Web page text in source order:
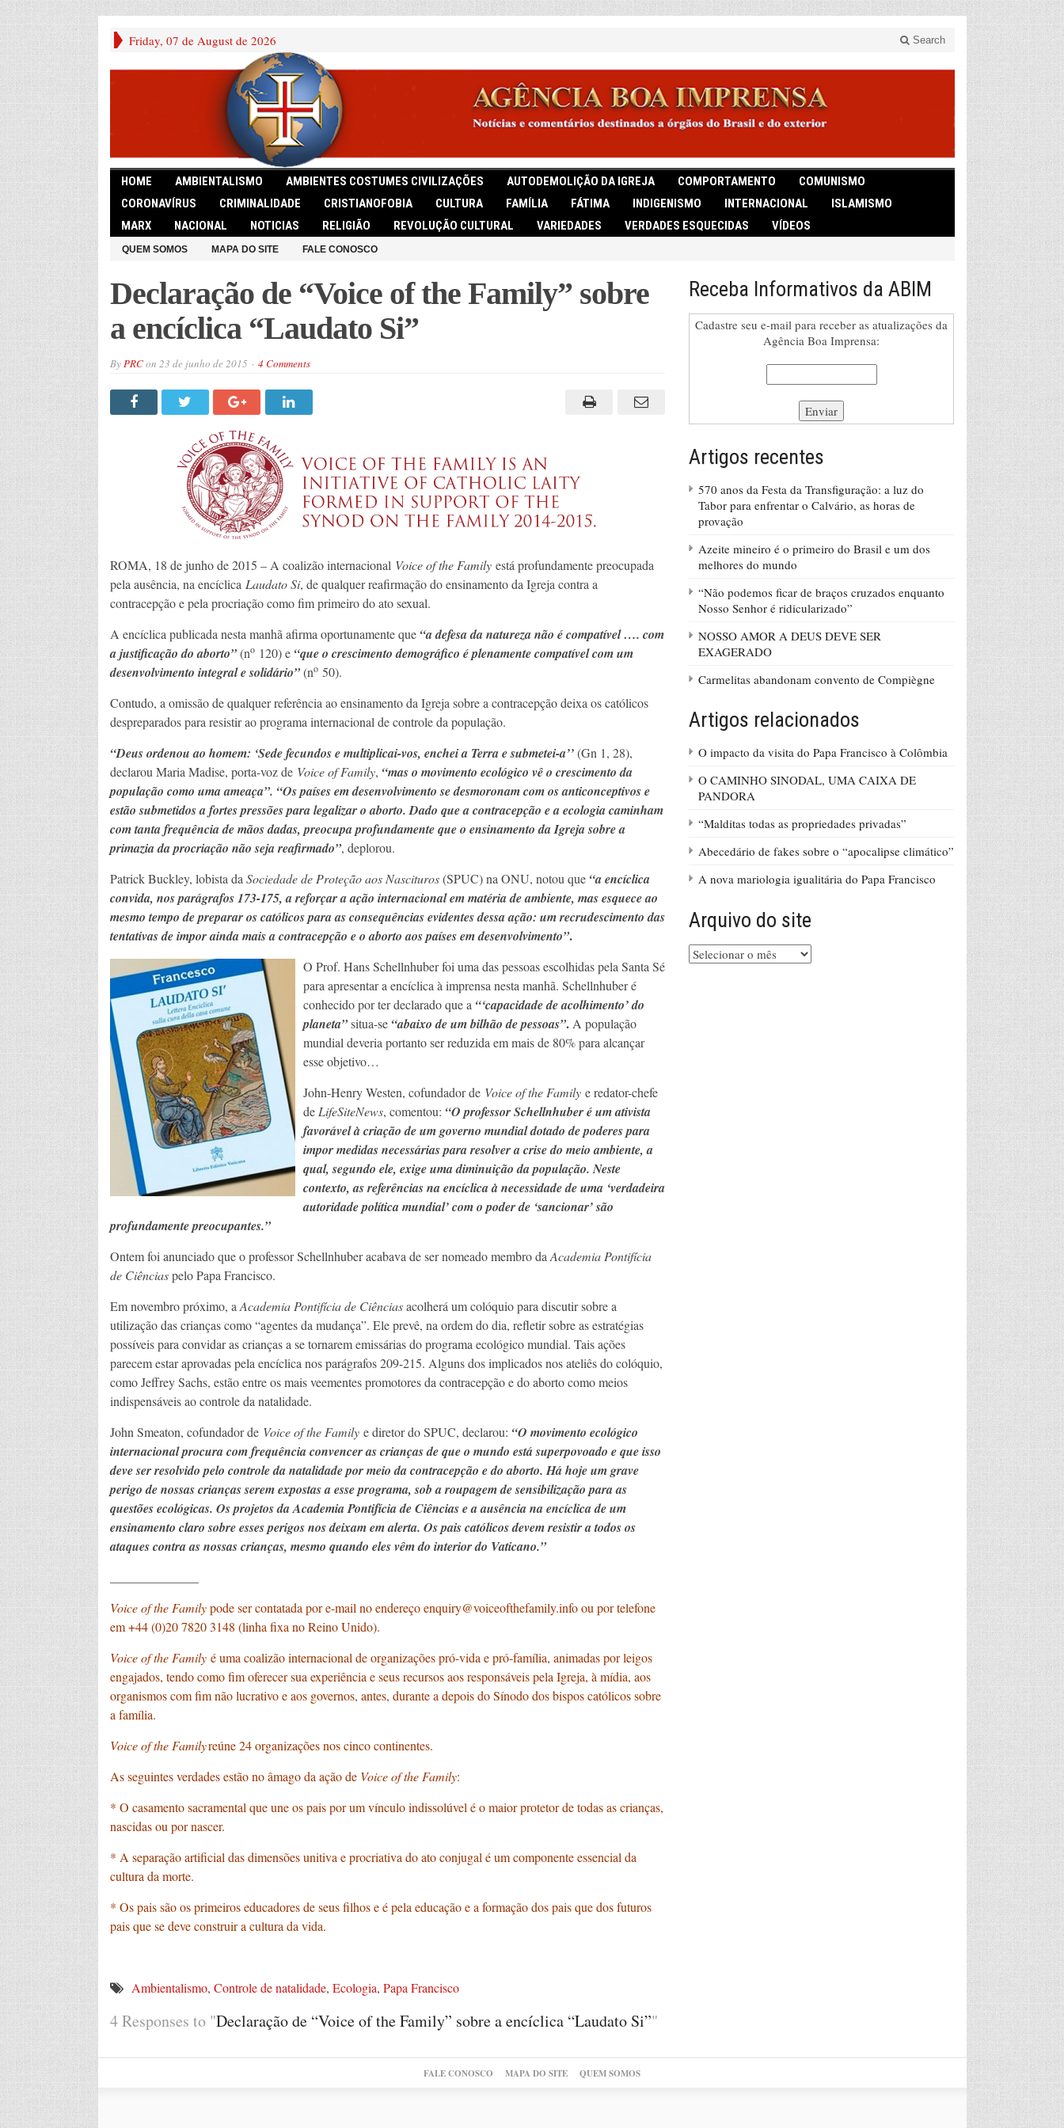
Friday, 07 de August de 2026 Search
HOME AMBIENTALISMO AMBIENTES COSTUMES CIVILIZAÇÕES AUTODEMOLIÇÃO DA IGREJA COMPORTAMENTO
COMUNISMO
CORONAVÍRUS
CRIMINALIDADE CRISTIANOFOBIA CULTURA FAMÍLIA FÁTIMA INDIGENISMO INTERNACIONAL
ISLAMISMO
MARX
NACIONAL NOTICIAS RELIGIÃO REVOLUÇÃO CULTURAL VARIEDADES VERDADES ESQUECIDAS VÍDEOS
QUEM SOMOS MAPA DO SITE FALE CONOSCO
Declaração de “Voice of the Family” sobre
a encíclica “Laudato Si”
ByPRCon 23 de junho de 2015 4 Comments
ROMA, 18 de junho de 2015 – A coalizão internacional Voice of the Familyestá profundamente preocupada
pela ausência, na encíclica Laudato Si, de qualquer reafirmação do ensinamento da Igreja contra a
contracepção e pela procriação como fim primeiro do ato sexual.
A encíclica publicada nesta manhã afirma oportunamente que “a defesa da natureza não é compatível …. com
a justificação do aborto”(no120) e “que o crescimento demográfico é plenamente compatível com um
desenvolvimento integral e solidário”(no50).
Contudo, a omissão de qualquer referência ao ensinamento da Igreja sobre a contracepção deixa os católicos
despreparados para resistir ao programa internacional de controle da população.
“Deus ordenou ao homem: ‘Sede fecundos e multiplicai-vos, enchei a Terra e submetei-a’’(Gn 1, 28),
declarou Maria Madise, porta-voz de Voice of Family, “mas o movimento ecológico vê o crescimento da
população como uma ameaça”. “Os países em desenvolvimento se desmoronam com os anticonceptivos e
estão submetidos a fortes pressões para legalizar o aborto. Dado que a contracepção e a ecologia caminham
com tanta frequência de mãos dadas, preocupa profundamente que o ensinamento da Igreja sobre a
primazia da procriação não seja reafirmado”, deplorou.
Patrick Buckley, lobista daSociedade de Proteção aos Nascituros(SPUC) na ONU, notou que “a encíclica
convida, nos parágrafos 173-175, a reforçar a ação internacional em matéria de ambiente, mas esquece ao
mesmo tempo de preparar os católicos para as consequências evidentes dessa ação: um recrudescimento das
tentativas de impor ainda mais a contracepção e o aborto aos países em desenvolvimento”.
O Prof. Hans Schellnhuber foi uma das pessoas escolhidas pela Santa Sé
para apresentar a encíclica à imprensa nesta manhã. Schellnhuber é
conhecido por ter declarado que a “‘capacidade de acolhimento’ do
planeta”situa-se “abaixo de um bilhão de pessoas”.A população
mundial deveria portanto ser reduzida em mais de 80% para alcançar
esse objetivo…
John-Henry Westen, cofundador de Voice of the Family e redator-chefe
deLifeSiteNews, comentou: “O professor Schellnhuber é um ativista
favorável à criação de um governo mundial dotado de poderes para
impor medidas necessárias para resolver a crise do meio ambiente, a
qual, segundo ele, exige uma diminuição da população. Neste
contexto, as referências na encíclica à necessidade de uma ‘verdadeira
autoridade política mundial’ com o poder de ‘sancionar’ são
profundamente preocupantes.”
Ontem foi anunciado que o professor Schellnhuber acabava de ser nomeado membro daAcademia Pontifícia
de Ciênciaspelo Papa Francisco.
Em novembro próximo, aAcademia Pontifícia de Ciênciasacolherá um colóquio para discutir sobre a
utilização das crianças como “agentes da mudança”. Ele prevê, na ordem do dia, refletir sobre as estratégias
possíveis para convidar as crianças a se tornarem emissárias do programa ecológico mundial. Tais ações
parecem estar aprovadas pela encíclica nos parágrafos 209-215. Alguns dos implicados nos ateliês do colóquio,
como Jeffrey Sachs, estão entre os mais veementes promotores da contracepção e do aborto como meios
indispensáveis ao controle da natalidade.
John Smeaton, cofundador de Voice of the Family e diretor do SPUC, declarou: “O movimento ecológico
internacional procura com frequência convencer as crianças de que o mundo está superpovoado e que isso
deve ser resolvido pelo controle da natalidade por meio da contracepção e do aborto. Há hoje um grave
perigo de nossas crianças serem expostas a esse programa, sob a roupagem de sensibilização para as
questões ecológicas. Os projetos da Academia Pontifícia de Ciências e a ausência na encíclica de um
ensinamento claro sobre esses perigos nos deixam em alerta. Os pais católicos devem resistir a todos os
ataques contra as nossas crianças, mesmo quando eles vêm do interior do Vaticano.”
Voice of the Familypode ser contatada por e-mail no endereçoenquiry@voiceofthefamily.infoou por telefone
em +44 (0)20 7820 3148 (linha fixa no Reino Unido).
Voice of the Familyé uma coalizão internacional de organizações pró-vida e pró-família, animadas por leigos
engajados, tendo como fim oferecer sua experiência e seus recursos aos responsáveis pela Igreja, à mídia, aos
organismos com fim não lucrativo e aos governos, antes, durante a depois do Sínodo dos bispos católicos sobre
a família.
Voice of the Familyreúne 24 organizações nos cinco continentes.
As seguintes verdades estão no âmago da ação de Voice of the Family:
* O casamento sacramental que une os pais por um vínculo indissolúvel é o maior protetor de todas as crianças,
nascidas ou por nascer.
* A separação artificial das dimensões unitiva e procriativa do ato conjugal é um componente essencial da
cultura da morte.
* Os pais são os primeiros educadores de seus filhos e é pela educação e a formação dos pais que dos futuros
pais que se deve construir a cultura da vida.
Ambientalismo, Controle de natalidade, Ecologia, Papa Francisco
4 Responses to "Declaração de “Voice of the Family” sobre a encíclica “Laudato Si”"
Receba Informativos da ABIM
Cadastre seu e-mail para receber as atualizações da
Agência Boa Imprensa:
Artigos recentes
570 anos da Festa da Transfiguração: a luz do
Tabor para enfrentar o Calvário, as horas de
provação
Azeite mineiro é o primeiro do Brasil e um dos
melhores do mundo
“Não podemos ficar de braços cruzados enquanto
Nosso Senhor é ridicularizado”
NOSSO AMOR A DEUS DEVE SER
EXAGERADO
Carmelitas abandonam convento de Compiègne
Artigos relacionados
O impacto da visita do Papa Francisco à Colômbia
O CAMINHO SINODAL, UMA CAIXA DE
PANDORA
“Malditas todas as propriedades privadas”
Abecedário de fakes sobre o “apocalipse climático”
A nova mariologia igualitária do Papa Francisco
Arquivo do site
Arquivo
do
FALE CONOSCO MAPA DO SITE QUEM SOMOS